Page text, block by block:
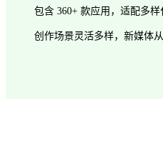
包含 360+ 款应用，适配多
创作场景灵活多样，新媒体